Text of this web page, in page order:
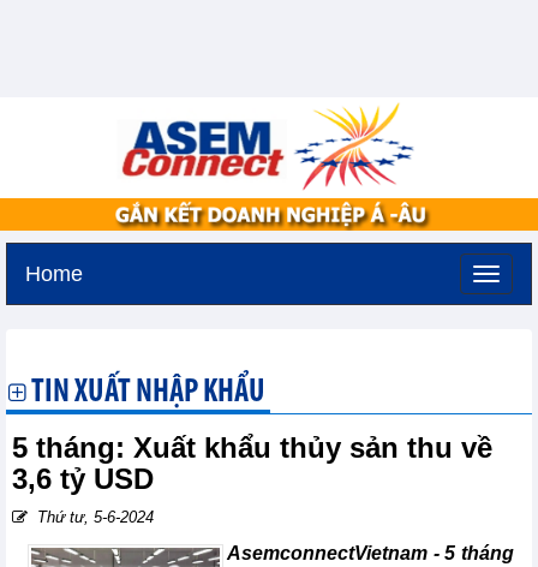
Home
TIN XUẤT NHẬP KHẨU
5 tháng: Xuất khẩu thủy sản thu về
3,6 tỷ USD
Thứ tư, 5-6-2024
AsemconnectVietnam -5 tháng